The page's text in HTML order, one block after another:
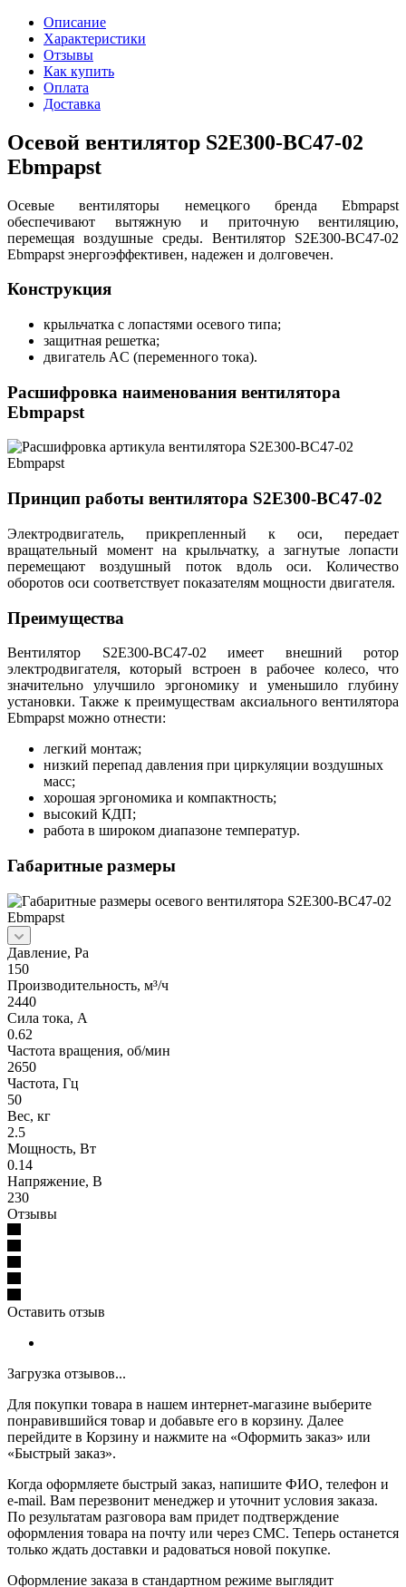
Описание
Характеристики
Отзывы
Как купить
Оплата
Доставка
Осевой вентилятор S2E300-BC47-02
Ebmpapst
Осевые вентиляторы немецкого бренда Ebmpapst
обеспечивают вытяжную и приточную вентиляцию,
перемещая воздушные среды. Вентилятор S2E300-BC47-02
Ebmpapst энергоэффективен, надежен и долговечен.
Конструкция
крыльчатка с лопастями осевого типа;
защитная решетка;
двигатель AC (переменного тока).
Расшифровка наименования вентилятора
Ebmpapst
Принцип работы вентилятора S2E300-BC47-02
Электродвигатель, прикрепленный к оси, передает
вращательный момент на крыльчатку, а загнутые лопасти
перемещают воздушный поток вдоль оси. Количество
оборотов оси соответствует показателям мощности двигателя.
Преимущества
Вентилятор S2E300-BC47-02 имеет внешний ротор
электродвигателя, который встроен в рабочее колесо, что
значительно улучшило эргономику и уменьшило глубину
установки. Также к преимуществам аксиального вентилятора
Ebmpapst можно отнести:
легкий монтаж;
низкий перепад давления при циркуляции воздушных
масс;
хорошая эргономика и компактность;
высокий КДП;
работа в широком диапазоне температур.
Габаритные размеры
Давление, Pa
150
Производительность, м³/ч
2440
Сила тока, А
0.62
Частота вращения, об/мин
2650
Частота, Гц
50
Вес, кг
2.5
Мощность, Вт
0.14
Напряжение, В
230
Отзывы
Оставить отзыв
Загрузка отзывов...
Для покупки товара в нашем интернет-магазине выберите
понравившийся товар и добавьте его в корзину. Далее
перейдите в Корзину и нажмите на «Оформить заказ» или
«Быстрый заказ».
Когда оформляете быстрый заказ, напишите ФИО, телефон и
e-mail. Вам перезвонит менеджер и уточнит условия заказа.
По результатам разговора вам придет подтверждение
оформления товара на почту или через СМС. Теперь останется
только ждать доставки и радоваться новой покупке.
Оформление заказа в стандартном режиме выглядит